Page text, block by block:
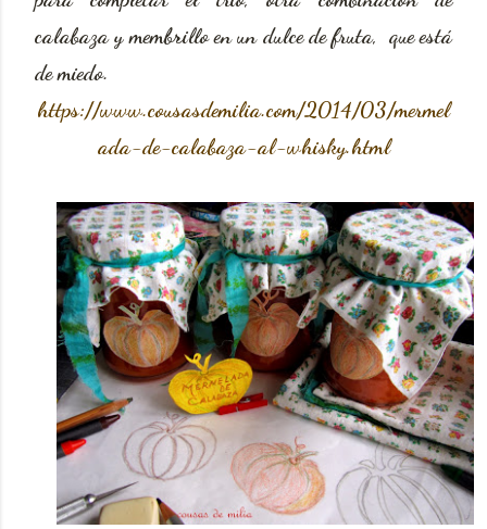
calabaza y membrillo en un dulce de fruta, que está
de miedo.
https://www.cousasdemilia.com/2014/03/mermel
ada-de-calabaza-al-whisky.html